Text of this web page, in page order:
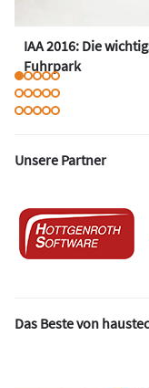
IAA 2016: Die
Fuhrpark
Unsere Partner
Das Beste von